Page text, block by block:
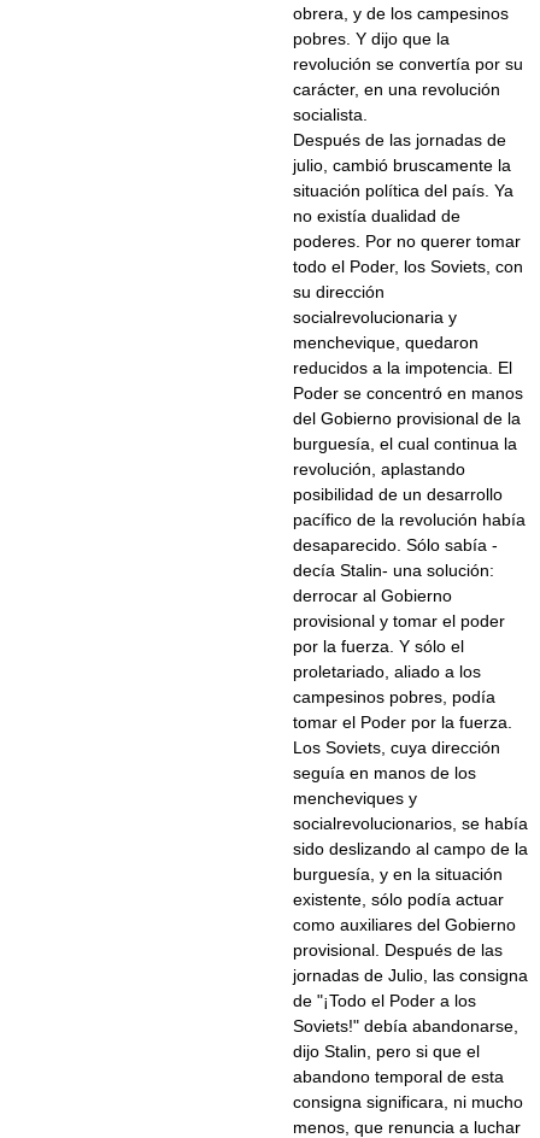
obrera, y de los campesinos
pobres. Y dijo que la
revolución se convertía por su
carácter, en una revolución
socialista.
Después de las jornadas de
julio, cambió bruscamente la
situación política del país. Ya
no existía dualidad de
poderes. Por no querer tomar
todo el Poder, los Soviets, con
su dirección
socialrevolucionaria y
menchevique, quedaron
reducidos a la impotencia. El
Poder se concentró en manos
del Gobierno provisional de la
burguesía, el cual continua la
revolución, aplastando
posibilidad de un desarrollo
pacífico de la revolución había
desaparecido. Sólo sabía -
decía Stalin- una solución:
derrocar al Gobierno
provisional y tomar el poder
por la fuerza. Y sólo el
proletariado, aliado a los
campesinos pobres, podía
tomar el Poder por la fuerza.
Los Soviets, cuya dirección
seguía en manos de los
mencheviques y
socialrevolucionarios, se había
sido deslizando al campo de la
burguesía, y en la situación
existente, sólo podía actuar
como auxiliares del Gobierno
provisional. Después de las
jornadas de Julio, las consigna
de "¡Todo el Poder a los
Soviets!" debía abandonarse,
dijo Stalin, pero si que el
abandono temporal de esta
consigna significara, ni mucho
menos, que renuncia a luchar